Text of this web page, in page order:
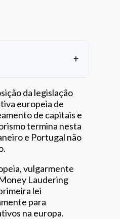
artigo
da legislação
europeia de
de capitais e
termina nesta
e Portugal não
vulgarmente
Laudering
lei
para
na europa.